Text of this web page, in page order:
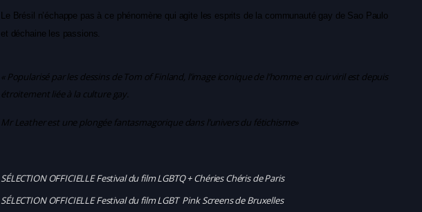
Le Brésil n’échappe pas à ce phénomène qui agite les esprits de la communauté gay de Sao Paulo
et déchaine les passions.
« Popularisé par les dessins de Tom of Finland, l’image iconique de l’homme en cuir viril est depuis
étroitement liée à la culture gay.
Mr Leather est une plongée fantasmagorique dans l’univers du fétichisme»
SÉLECTION OFFICIELLE Festival du film LGBTQ + Chéries Chéris de Paris
SÉLECTION OFFICIELLE Festival du film LGBT Pink Screens de Bruxelles